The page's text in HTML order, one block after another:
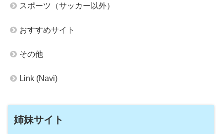
スポーツ（サッカー以外）
おすすめサイト
その他
Link (Navi)
姉妹サイト